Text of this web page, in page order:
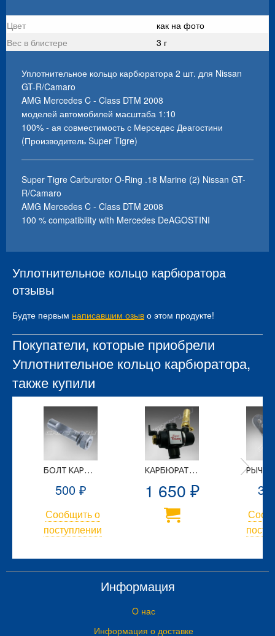
Цвет
как на фото
Вес в блистере
3 г
Уплотнительное кольцо карбюратора 2 шт. для Nissan
GT-R/Camaro
AMG Mercedes C - Class DTM 2008
моделей автомобилей масштаба 1:10
100% - ая совместимость с Мерседес Деагостини
(Производитель Super Tigre)
Super Tigre Carburetor O-Ring .18 Marine (2) Nissan GT-
R/Camaro
AMG Mercedes C - Class DTM 2008
100 % compatibility with Mercedes DeAGOSTINI
Уплотнительное кольцо карбюратора
отзывы
Будте первым написавшим озыв о этом продукте!
Покупатели, которые приобрели
Уплотнительное кольцо карбюратора,
также купили
БОЛТ КАРБЮРАТОРА
500 ₽
Сообщить о
поступлении
КАРБЮРАТОР В СБОРЕ
1 650 ₽
Информация
O нас
Информация о доставке